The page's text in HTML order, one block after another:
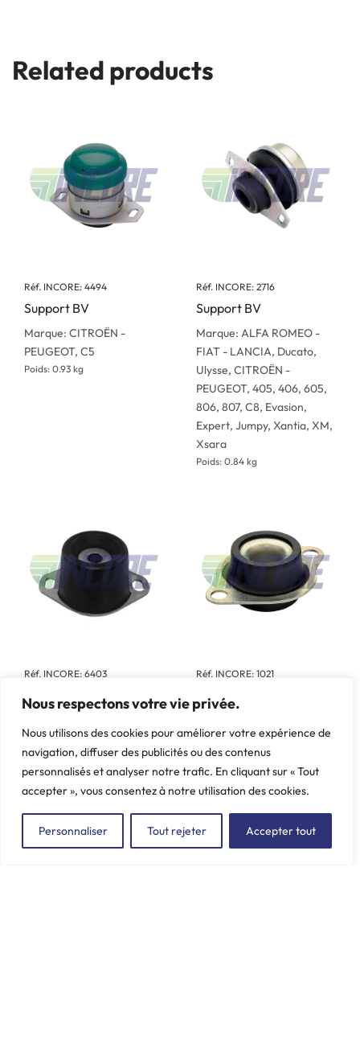
Nous respectons votre vie privée.
Nous utilisons des cookies pour améliorer votre expérience de
navigation, diffuser des publicités ou des contenus
personnalisés et analyser notre trafic. En cliquant sur « Tout
accepter », vous consentez à notre utilisation des cookies.
Personnaliser Tout rejeter Accepter tout
Related products
Réf. INCORE: 4494
Support BV
Marque: CITROËN -
PEUGEOT, C5
Poids: 0.93 kg
Réf. INCORE: 2716
Support BV
Marque: ALFA ROMEO -
FIAT - LANCIA, Ducato,
Ulysse, CITROËN -
PEUGEOT, 405, 406, 605,
806, 807, C8, Evasion,
Expert, Jumpy, Xantia, XM,
Xsara
Poids: 0.84 kg
Réf. INCORE: 6403
Support BV G
PEUGEOT, 106, 206, 306
TU, 307, 308, Berlingo, C4,
DS4, Partner, Saxo, Xsara
Poids: 0.257 kg
Réf. INCORE: 1021
Support BV
RENAULT, Twingo II
Poids: 0.46 kg